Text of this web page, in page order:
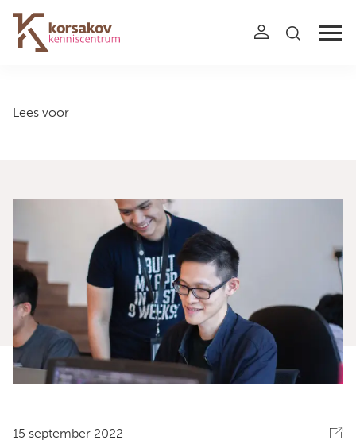
Navigation
Lees voor
15 september 2022